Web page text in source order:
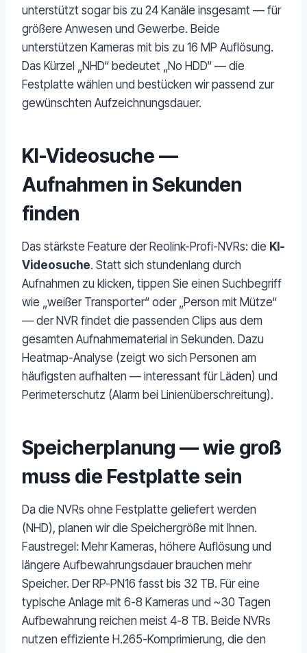
unterstützt sogar bis zu 24 Kanäle insgesamt — für
größere Anwesen und Gewerbe. Beide
unterstützen Kameras mit bis zu 16 MP Auflösung.
Das Kürzel „NHD“ bedeutet „No HDD“ — die
Festplatte wählen und bestücken wir passend zur
gewünschten Aufzeichnungsdauer.
KI-Videosuche —
Aufnahmen in Sekunden
finden
Das stärkste Feature der Reolink-Profi-NVRs: die KI-
Videosuche. Statt sich stundenlang durch
Aufnahmen zu klicken, tippen Sie einen Suchbegriff
wie „weißer Transporter“ oder „Person mit Mütze“
— der NVR findet die passenden Clips aus dem
gesamten Aufnahmematerial in Sekunden. Dazu
Heatmap-Analyse (zeigt wo sich Personen am
häufigsten aufhalten — interessant für Läden) und
Perimeterschutz (Alarm bei Linienüberschreitung).
Speicherplanung — wie groß
muss die Festplatte sein
Da die NVRs ohne Festplatte geliefert werden
(NHD), planen wir die Speichergröße mit Ihnen.
Faustregel: Mehr Kameras, höhere Auflösung und
längere Aufbewahrungsdauer brauchen mehr
Speicher. Der RP-PN16 fasst bis 32 TB. Für eine
typische Anlage mit 6-8 Kameras und ~30 Tagen
Aufbewahrung reichen meist 4-8 TB. Beide NVRs
nutzen effiziente H.265-Komprimierung, die den